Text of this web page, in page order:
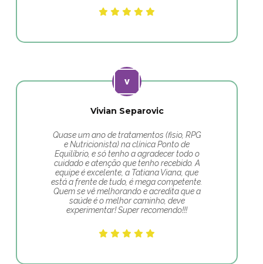
Vivian Separovic
Quase um ano de tratamentos (fisio, RPG
e Nutricionista) na clínica Ponto de
Equilíbrio, e só tenho a agradecer todo o
cuidado e atenção que tenho recebido. A
equipe é excelente, a Tatiana Viana, que
está a frente de tudo, é mega competente.
Quem se vê melhorando e acredita que a
saúde é o melhor caminho, deve
experimentar! Super recomendo!!!